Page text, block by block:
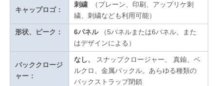
キャップロゴ：
刺繍
（プレーン、印刷、アップリケ刺
繍、刺繍なども利用可能）
形状、ピーク： 6パネル
（5パネルまたは6パネル、また
はデザインによる）
バッククロージ
ャー：
なし、 スナップクロージャー、 真鍮、ベ
ルクロ、金属バックル。あらゆる種類の
バックストラップ閉鎖